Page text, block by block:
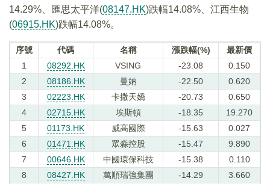
14.29%、匯思太平洋(08147.HK)跌幅14.08%、江西生物
(06915.HK)跌幅14.08%。
序號 代碼 名稱 漲跌幅(%)
最新價
1
08292.HK VSING -23.08
0.150
2
08186.HK 曼妠 -22.50
0.620
3
02223.HK 卡撒天嬌 -20.73
0.650
4
02715.HK 埃斯頓 -18.35
19.270
5
01173.HK 威高國際 -15.63
0.027
6
01471.HK 眾淼控股 -15.47
9.890
7
00646.HK 中國環保科技 -15.38
0.110
8
08427.HK 萬順瑞強集團 -14.29
3.660